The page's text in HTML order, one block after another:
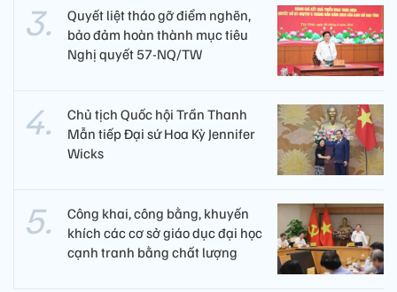
Quyết liệt tháo gỡ điểm nghẽn,
bảo đảm hoàn thành mục tiêu
Nghị quyết 57-NQ/TW
Chủ tịch Quốc hội Trần Thanh
Mẫn tiếp Đại sứ Hoa Kỳ Jennifer
Wicks
Công khai, công bằng, khuyến
khích các cơ sở giáo dục đại học
cạnh tranh bằng chất lượng​